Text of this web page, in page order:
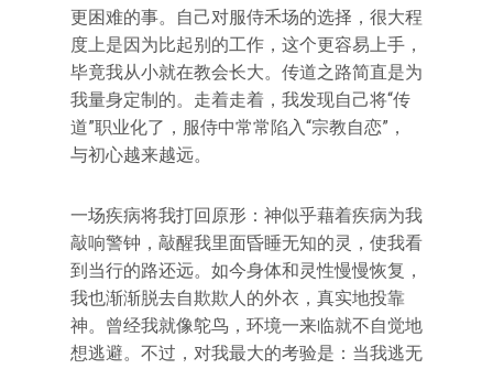
更困难的事。自己对服侍禾场的选择，很大程
度上是因为比起别的工作，这个更容易上手，
毕竟我从小就在教会长大。传道之路简直是为
我量身定制的。走着走着，我发现自己将“传
道”职业化了，服侍中常常陷入“宗教自恋”，
与初心越来越远。
一场疾病将我打回原形：神似乎藉着疾病为我
敲响警钟，敲醒我里面昏睡无知的灵，使我看
到当行的路还远。如今身体和灵性慢慢恢复，
我也渐渐脱去自欺欺人的外衣，真实地投靠
神。曾经我就像鸵鸟，环境一来临就不自觉地
想逃避。不过，对我最大的考验是：当我逃无